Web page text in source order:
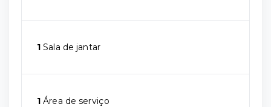
1 Sala de jantar
1 Área de serviço